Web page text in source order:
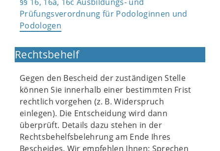
Prüfungsverordnung für Podologinnen und
Podologen
Rechtsbehelf
Gegen den Bescheid der zuständigen Stelle
können Sie innerhalb einer bestimmten Frist
rechtlich vorgehen (z. B. Widerspruch
einlegen). Die Entscheidung wird dann
überprüft. Details dazu stehen in der
Rechtsbehelfsbelehrung am Ende Ihres
Bescheides. Wir empfehlen Ihnen: Sprechen